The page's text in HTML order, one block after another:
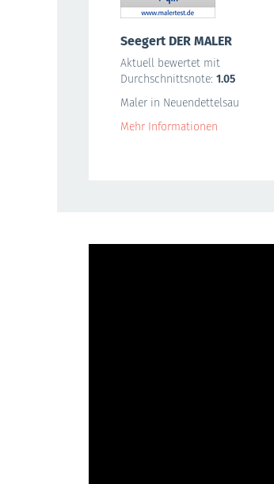
Seegert DER MALER
Aktuell bewertet mit
Durchschnittsnote: 1.05
Maler in Neuendettelsau
Mehr Informationen